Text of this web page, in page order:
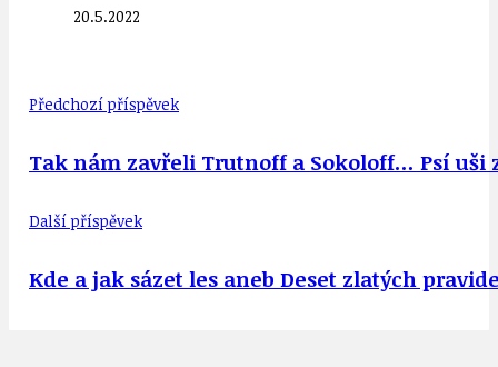
20.5.2022
Předchozí příspěvek
Tak nám zavřeli Trutnoff a Sokoloff… Psí uši
Další příspěvek
Kde a jak sázet les aneb Deset zlatých